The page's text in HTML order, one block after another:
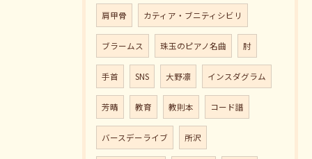
肩甲骨 カティア・ブニティシビリ
ブラームス 珠玉のピアノ名曲 肘
手首 SNS 大野凛 インスダグラム
芳晴 教育 教則本 コード譜
バースデーライブ 所沢